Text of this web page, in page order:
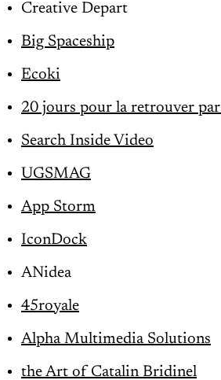
Creative Depart
Big Spaceship
Ecoki
20 jours pour la retrouver
Search Inside Video
UGSMAG
App Storm
IconDock
ANidea
45royale
Alpha Multimedia Solutions
the Art of Catalin Bridinel